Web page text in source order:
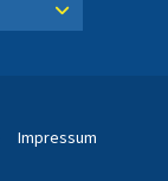
Impressum